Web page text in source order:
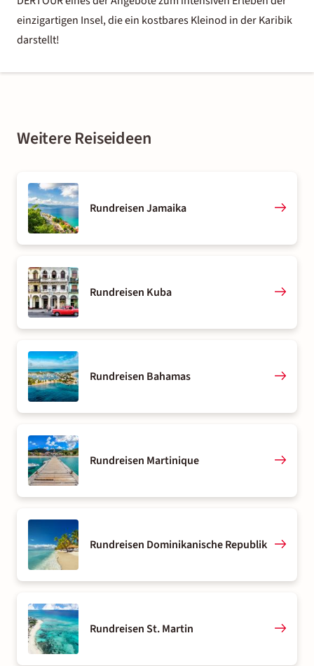
einzigartigen Insel, die ein kostbares Kleinod in der Karibik
darstellt!
Weitere Reiseideen
Rundreisen Jamaika
Rundreisen Kuba
Rundreisen Bahamas
Rundreisen Martinique
Rundreisen Dominikanische Republik
Rundreisen St. Martin